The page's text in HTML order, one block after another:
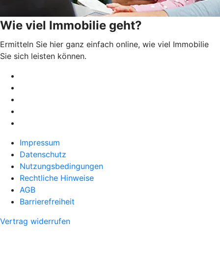
Wie viel Immobilie geht?
Ermitteln Sie hier ganz einfach online, wie viel Immobilie
Sie sich leisten können.
Impressum
Datenschutz
Nutzungsbedingungen
Rechtliche Hinweise
AGB
Barrierefreiheit
Vertrag widerrufen